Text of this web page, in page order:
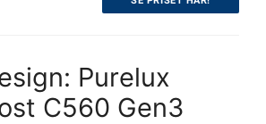
Purelux
C560 Gen3